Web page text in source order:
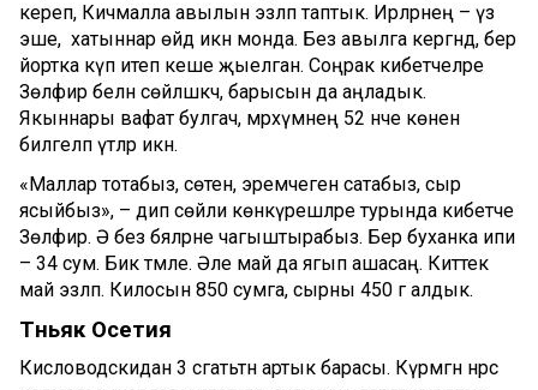
кереп, Кичмалла авылын эзләп таптык. Ирләрнең – үз
эше, ә хатыннар өйдә икән монда. Без авылга кергәндә, бер
йортка күп итеп кеше җыелган. Соңрак кибетчеләре
Зөлфирә белән сөйләшкәч, барысын да аңладык.
Якыннары вафат булгач, мәрхүмнең 52 нче көнен
билгеләп үтәләр икән.
«Маллар тотабыз, сөтен, эремчеген сатабыз, сыр
ясыйбыз», – дип сөйли көнкүрешләре турында кибетче
Зөлфирә. Ә без бәяләрне чагыштырабыз. Бер буханка ипи
– 34 сум. Бик тәмле. Әле май да ягып ашасаң. Киттек
май эзләп. Килосын 850 сумга, сырны 450 гә алдык.
Төньяк Осетия
Кисловодскидан 3 сәгатьтән артык барасы. Күрмәгән нәрсә